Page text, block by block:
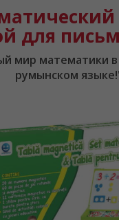
для
мир математики
румынском
SITE-ULUI
наш сайт?
să vedeți site-ul nostru?
только один раз, далее
Ваш выбор языка.
o singură dată, apoi vă
alegerea limbii.